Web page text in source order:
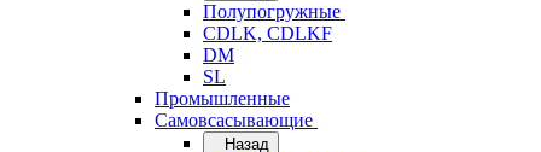
Полупогружные
CDLK, CDLKF
DM
SL
Промышленные
Самовсасывающие
Назад